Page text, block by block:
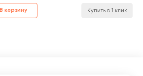
В корзину Купить в 1 клик